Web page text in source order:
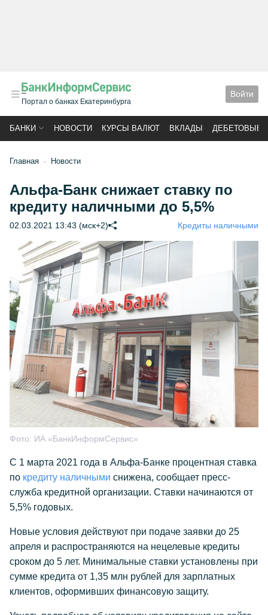
Портал о банках Екатеринбурга
Войти
БАНКИ НОВОСТИ КУРСЫ ВАЛЮТ ВКЛАДЫ ДЕБЕТОВЫЕ
Главная Новости
Альфа-Банк снижает ставку по
кредиту наличными до 5,5%
02.03.2021 13:43 (мск+2) Кредиты наличными
Фото: ИА «БанкИнформСервис»
С 1 марта 2021 года в Альфа-Банке процентная ставка
по кредиту наличными снижена, сообщает пресс-
служба кредитной организации. Ставки начинаются от
5,5% годовых.
Новые условия действуют при подаче заявки до 25
апреля и распространяются на нецелевые кредиты
сроком до 5 лет. Минимальные ставки установлены при
сумме кредита от 1,35 млн рублей для зарплатных
клиентов, оформивших финансовую защиту.